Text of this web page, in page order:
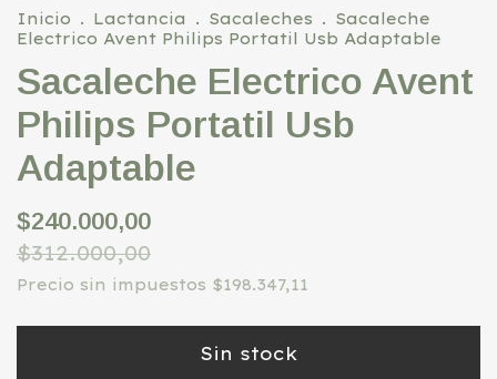
Inicio . Lactancia . Sacaleches . Sacaleche
Electrico Avent Philips Portatil Usb Adaptable
Sacaleche Electrico Avent
Philips Portatil Usb
Adaptable
$240.000,00
$312.000,00
Precio sin impuestos $198.347,11